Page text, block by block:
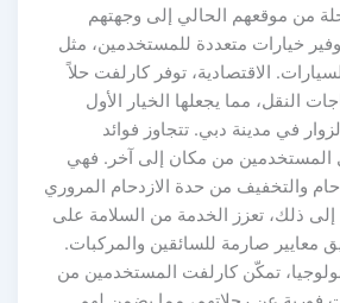
من موقعهم الحالي إلى وجهتهم
خيارات متعددة للمستخدمين، مثل
الاقتصادية، توفر كارلفت حلاً
النقل، مما يجعلها الخيار الأول
في مدينة دبي. تتجاوز فوائد
المستخدمين من مكان إلى آخر. فهي
والتخفيف من حدة الازدحام المروري
إلى ذلك، تعزز الخدمة من السلامة على
معايير صارمة للسائقين والمركبات.
تمكّن كارلفت المستخدمين من